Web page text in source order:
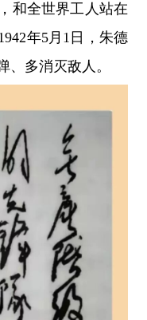
和全世界工人站在
年5月1日，朱德
、多消灭敌人。